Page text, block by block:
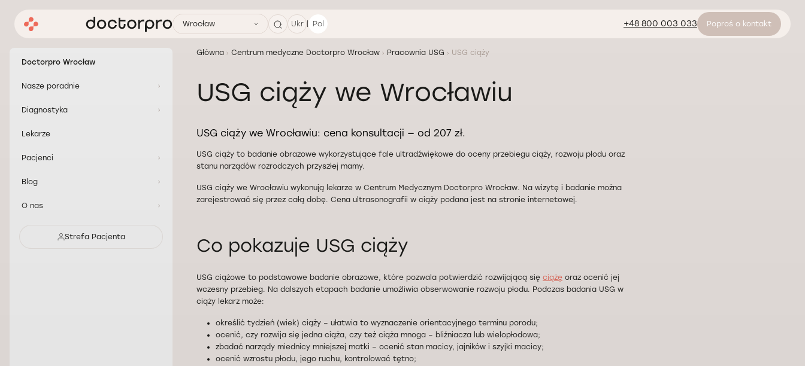
Wrocław Ukr | Pol +48 800 003 033 Poproś o kontakt
Doctorpro Wrocław
Nasze poradnie
Diagnostyka
Lekarze
Pacjenci
Blog
O nas
Strefa Pacjenta
Główna Centrum medyczne Doctorpro Wrocław Pracownia USG USG ciąży
USG ciąży we Wrocławiu
USG ciąży we Wrocławiu: cena konsultacji — od 207 zł.
USG ciąży to badanie obrazowe wykorzystujące fale ultradźwiękowe do oceny przebiegu ciąży, rozwoju płodu oraz
stanu narządów rozrodczych przyszłej mamy.
USG ciąży we Wrocławiu wykonują lekarze w Centrum Medycznym Doctorpro Wrocław. Na wizytę i badanie można
zarejestrować się przez całą dobę. Cena ultrasonografii w ciąży podana jest na stronie internetowej.
Co pokazuje USG ciąży
USG ciążowe to podstawowe badanie obrazowe, które pozwala potwierdzić rozwijającą się ciążę oraz ocenić jej
wczesny przebieg. Na dalszych etapach badanie umożliwia obserwowanie rozwoju płodu. Podczas badania USG w
ciąży lekarz może:
określić tydzień (wiek) ciąży – ułatwia to wyznaczenie orientacyjnego terminu porodu;
ocenić, czy rozwija się jedna ciąża, czy też ciąża mnoga – bliźniacza lub wielopłodowa;
zbadać narządy miednicy mniejszej matki – ocenić stan macicy, jajników i szyjki macicy;
ocenić wzrostu płodu, jego ruchu, kontrolować tętno;